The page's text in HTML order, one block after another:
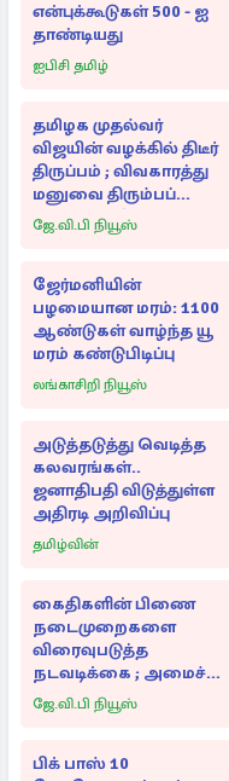
என்புக்கூடுகள் 500 - ஐ
தாண்டியது
ஐபிசி தமிழ்
தமிழக முதல்வர்
விஜயின் வழக்கில் திடீர்
திருப்பம் ; விவகாரத்து
மனுவை திரும்பப்
பெற்ற சங்கீதா
ஜே.வி.பி நியூஸ்
ஜேர்மனியின்
பழமையான மரம்: 1100
ஆண்டுகள் வாழ்ந்த யூ
மரம் கண்டுபிடிப்பு
லங்காசிறி நியூஸ்
அடுத்தடுத்து வெடித்த
கலவரங்கள்..
ஜனாதிபதி விடுத்துள்ள
அதிரடி அறிவிப்பு
தமிழ்வின்
கைதிகளின் பிணை
நடைமுறைகளை
விரைவுபடுத்த
நடவடிக்கை ; அமைச்சர்
ஹர்ஷன நானாயக்கார
ஜே.வி.பி நியூஸ்
பிக் பாஸ் 10